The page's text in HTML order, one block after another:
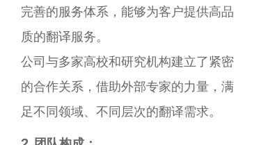
完善的服务体系，能够为客户提供高品
质的翻译服务。
公司与多家高校和研究机构建立了紧密
的合作关系，借助外部专家的力量，满
足不同领域、不同层次的翻译需求。